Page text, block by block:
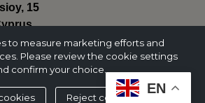
15
EN
to measure marketing efforts and
Please review the cookie settings
confirm your choice.
Reject cookies